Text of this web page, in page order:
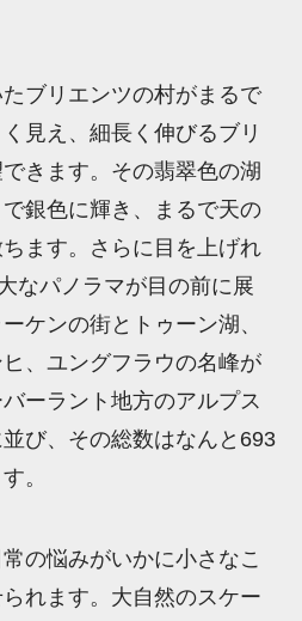
ブリエンツの村がまるで
見え、細長く伸びるブリ
きます。その翡翠色の湖
銀色に輝き、まるで天の
ます。さらに目を上げれ
なパノラマが目の前に展
ケンの街とトゥーン湖、
、ユングフラウの名峰が
ーラント地方のアルプス
び、その総数はなんと693
。
の悩みがいかに小さなこ
れます。大自然のスケー